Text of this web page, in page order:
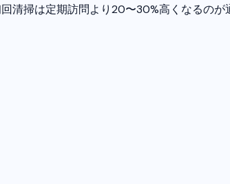
清掃は定期訪問より20〜30%高くなるのが